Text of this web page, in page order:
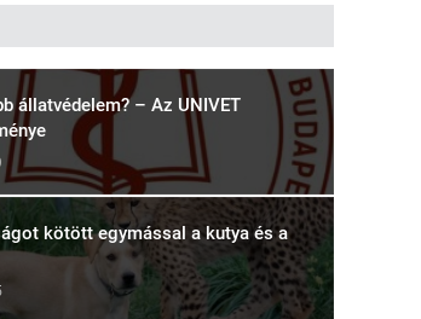
állatvédelem? – Az UNIVET
kötött egymással a kutya és a